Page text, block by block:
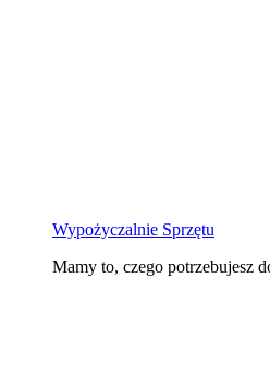
Wypożyczalnie Sprzętu
Mamy to, czego potrzebujesz